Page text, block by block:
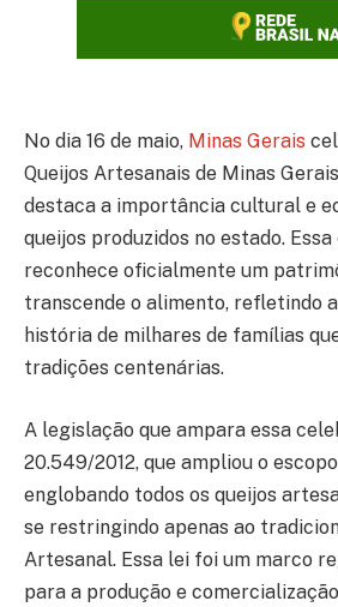
No dia 16 de maio, Minas Gerais
Queijos Artesanais de Minas
destaca a importância cultural e
queijos produzidos no estado.
reconhece oficialmente um
transcende o alimento, refletindo
história de milhares de famílias
tradições centenárias.
A legislação que ampara essa
20.549/2012, que ampliou o
englobando todos os queijos
se restringindo apenas ao
Artesanal. Essa lei foi um marco
para a produção e